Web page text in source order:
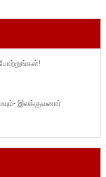
போற்றுங்கள்!
இலக்குவனார்